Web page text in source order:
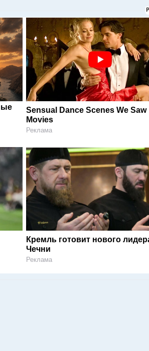
Sensual Dance Scenes We Saw
Movies
Реклама
Кремль готовит нового
Чечни
Реклама